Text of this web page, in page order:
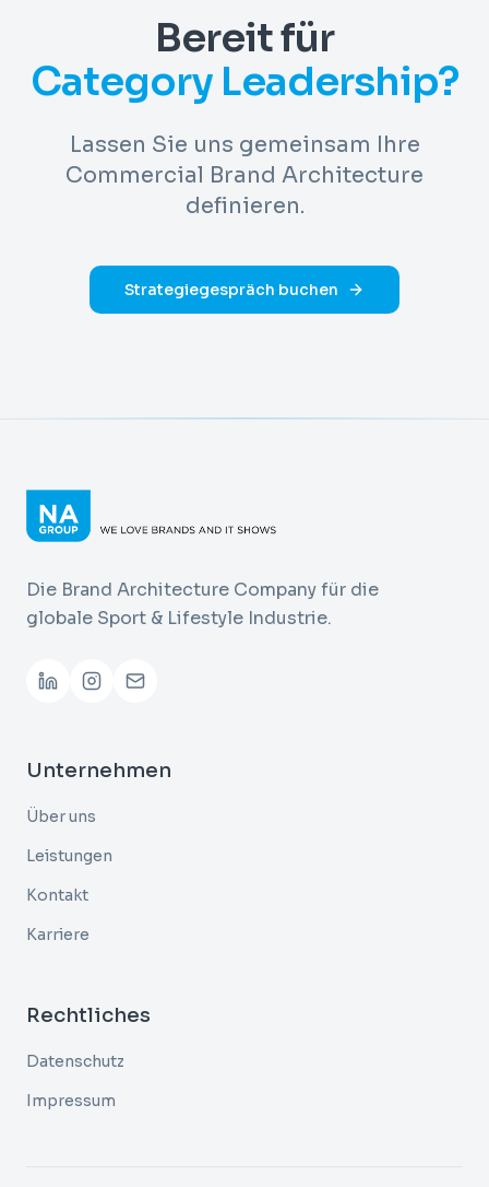
Bereit für
Category Leadership?
Lassen Sie uns gemeinsam Ihre
Commercial Brand Architecture
definieren.
Strategiegespräch buchen
Die Brand Architecture Company für die
globale Sport & Lifestyle Industrie.
Unternehmen
Über uns
Leistungen
Kontakt
Karriere
Rechtliches
Datenschutz
Impressum